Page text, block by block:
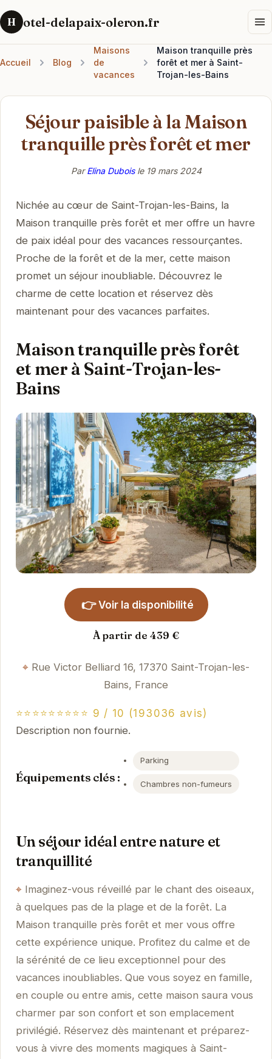
H otel-delapaix-oleron.fr
Accueil Blog
Maisons
de
vacances
Maison tranquille près
forêt et mer à Saint-
Trojan-les-Bains
Séjour paisible à la Maison
tranquille près forêt et mer
ParElina Duboisle 19 mars 2024
Nichée au cœur de Saint-Trojan-les-Bains, la
Maison tranquille près forêt et mer offre un havre
de paix idéal pour des vacances ressourçantes.
Proche de la forêt et de la mer, cette maison
promet un séjour inoubliable. Découvrez le
charme de cette location et réservez dès
maintenant pour des vacances parfaites.
Maison tranquille près forêt
et mer à Saint-Trojan-les-
Bains
👉 Voir la disponibilité
À partir de 439 €
Rue Victor Belliard 16, 17370 Saint-Trojan-les-
Bains, France
⭐⭐⭐⭐⭐⭐⭐⭐⭐ 9 / 10 (193036 avis)
Description non fournie.
Équipements clés :
Parking
Chambres non-fumeurs
Un séjour idéal entre nature et
tranquillité
Imaginez-vous réveillé par le chant des oiseaux,
à quelques pas de la plage et de la forêt. La
Maison tranquille près forêt et mer vous offre
cette expérience unique. Profitez du calme et de
la sérénité de ce lieu exceptionnel pour des
vacances inoubliables. Que vous soyez en famille,
en couple ou entre amis, cette maison saura vous
charmer par son confort et son emplacement
privilégié. Réservez dès maintenant et préparez-
vous à vivre des moments magiques à Saint-